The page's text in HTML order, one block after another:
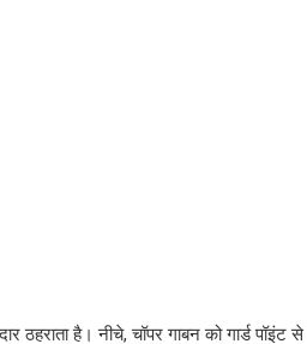
ठहराता है। नीचे, चॉपर गाबन को गार्ड